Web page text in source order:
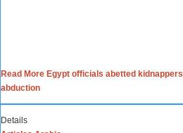
Read More Egypt officials abetted
abduction
Details